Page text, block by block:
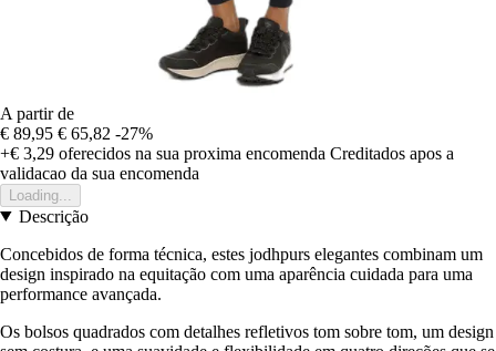
A partir de
€ 89,95 € 65,82 -27%
+€ 3,29 oferecidos na sua proxima encomenda Creditados apos a
validacao da sua encomenda
Loading...
Descrição
Concebidos de forma técnica, estes jodhpurs elegantes combinam um
design inspirado na equitação com uma aparência cuidada para uma
performance avançada.
Os bolsos quadrados com detalhes refletivos tom sobre tom, um design